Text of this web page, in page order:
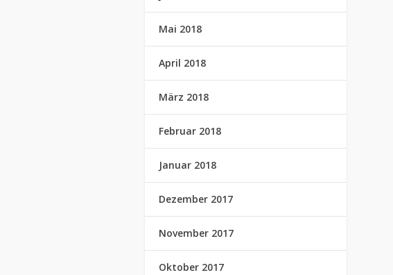
Mai 2018
April 2018
März 2018
Februar 2018
Januar 2018
Dezember 2017
November 2017
Oktober 2017